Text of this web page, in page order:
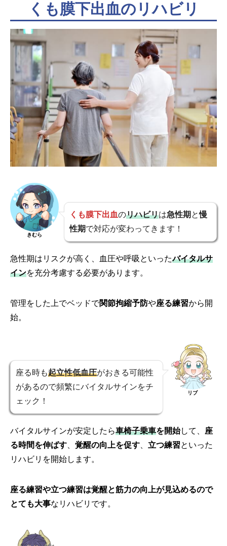
くも膜下出血のリハビリ
きむら
くも膜下出血のリハビリは急性期 と慢
性期で対応が変わってきます！
急性期はリスクが高く、血圧や呼吸といったバイタルサ
インを充分考慮する必要があります。
管理をした上でベッドで関節拘縮予防や座る練習から開
始。
座る時も起立性低血圧がおきる可能性
があるので頻繁にバイタルサインをチ
ェック！
リブ
バイタルサインが安定したら車椅子乗車を開始して、 座
る時間を伸ばす、 覚醒の向上を促す、 立つ練習といった
リハビリを開始します。
座る練習や立つ練習は覚醒と筋力の向上が見込めるので
とても大事なリハビリです。